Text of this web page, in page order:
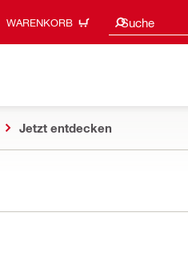
WARENKORB Suche
Suchvorschläge
Jetzt entdecken